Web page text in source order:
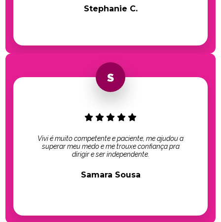
Stephanie C.
Vivi é muito competente e paciente, me ajudou a
superar meu medo e me trouxe confiança pra
dirigir e ser independente.
Samara Sousa